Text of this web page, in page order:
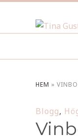
HEM »
Blogg,